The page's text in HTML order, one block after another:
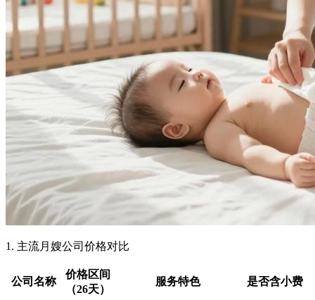
1. 主流月嫂公司价格对比
公司名称
价格区间
（26天）
服务特色 是否含小费